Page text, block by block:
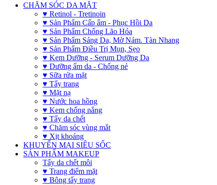
CHĂM SÓC DA MẶT
♥ Retinol - Tretinoin
♥ Sản Phẩm Cấp ẩm - Phục Hồi Da
♥ Sản Phẩm Chống Lão Hóa
♥ Sản Phẩm Sáng Da, Mờ Nám. Tàn Nhang
♥ Sản Phẩm Điều Trị Mụn, Sẹo
♥ Kem Dưỡng - Serum Dưỡng Da
♥ Dưỡng ẩm da - Chống nẻ
♥ Sữa rửa mặt
♥ Tẩy trang
♥ Mặt nạ
♥ Nước hoa hồng
♥ Kem chống nắng
♥ Tẩy da chết
♥ Chăm sóc vùng mắt
♥ Xịt khoáng
KHUYẾN MẠI SIÊU SỐC
SẢN PHẨM MAKEUP
Tẩy da chết môi
♥ Trang điểm mặt
♥ Bông tẩy trang